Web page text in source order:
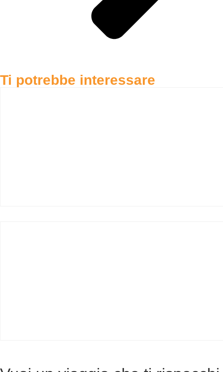
Ti potrebbe interessare